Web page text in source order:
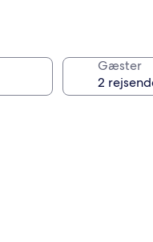
Gæster